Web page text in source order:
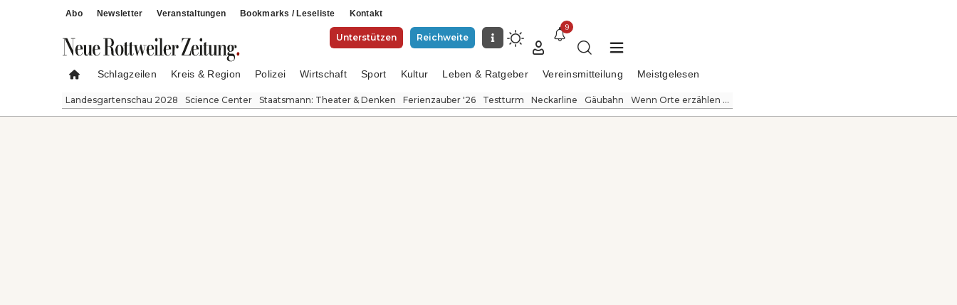
Abo Newsletter Veranstaltungen Bookmarks / Leseliste Kontakt
Unterstützen Reichweite
9
Schlagzeilen Kreis & Region Polizei Wirtschaft Sport Kultur Leben & Ratgeber Vereinsmitteilung Meistgelesen
Landesgartenschau 2028 Science Center Staatsmann: Theater & Denken Ferienzauber '26 Testturm Neckarline Gäubahn Wenn Orte erzählen ...